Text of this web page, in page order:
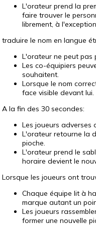
L'orateur prend la
faire trouver le
librement, à
traduire le nom en langue
L'orateur ne peut pas
Les co-équipiers
souhaitent.
Lorsque le nom
face visible devant lui.
A la fin des 30 secondes:
Les joueurs adverses
L'orateur retourne la
pioche.
L'orateur prend le
horaire devient le
Lorsque les joueurs ont
Chaque équipe lit à
marque autant un
Les joueurs
former une nouvelle